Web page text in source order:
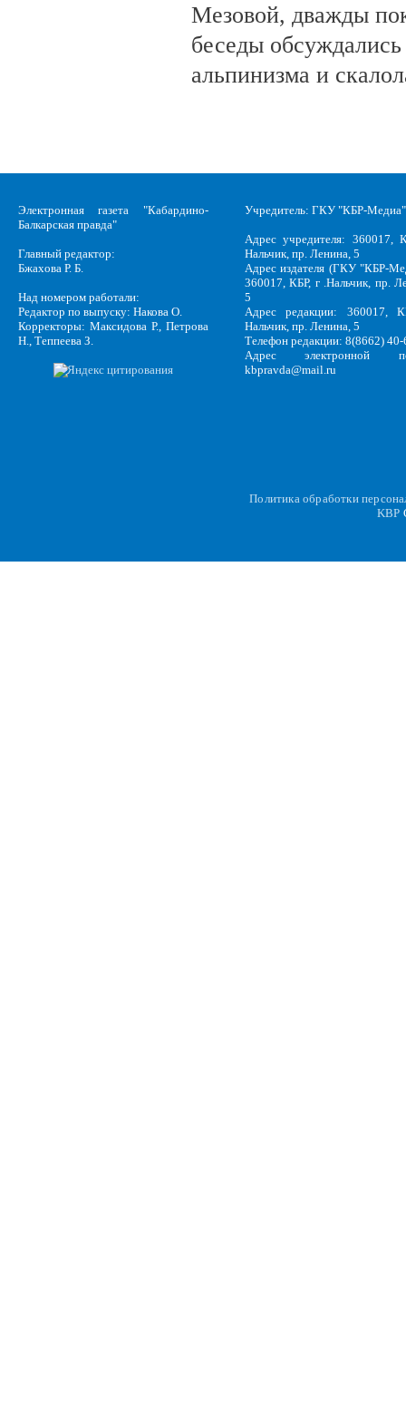
Мезовой, дважды
беседы
альпинизма и
Электронная газета "Кабардино-
Балкарская правда"
Главный редактор:
Бжахова Р. Б.
Над номером работали:
Редактор по выпуску: Накова О.
Корректоры: Максидова Р., Петрова
Н., Теппеева З.
Учредитель: ГКУ "КБР-Медиа"
Адрес учредителя: 360017,
Нальчик, пр. Ленина, 5
Адрес издателя (ГКУ "КБР-
360017, КБР, г .Нальчик, пр.
5
Адрес редакции: 360017,
Нальчик, пр. Ленина, 5
Телефон редакции: 8(8662)
Адрес электронной
kbpravda@mail.ru
Политика обработки
KBP